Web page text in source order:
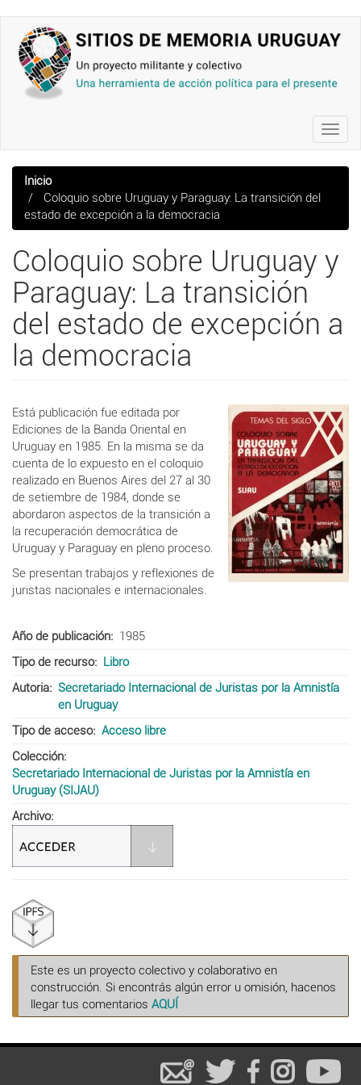
contenido
principal
Inicio
Coloquio sobre Uruguay y Paraguay: La transición del
estado de excepción a la democracia
Coloquio sobre Uruguay y
Paraguay: La transición
del estado de excepción a
la democracia
Está publicación fue editada por
Ediciones de la Banda Oriental en
Uruguay en 1985. En la misma se da
cuenta de lo expuesto en el coloquio
realizado en Buenos Aires del 27 al 30
de setiembre de 1984, donde se
abordaron aspectos de la transición a
la recuperación democrática de
Uruguay y Paraguay en pleno proceso.
Se presentan trabajos y reflexiones de
juristas nacionales e internacionales.
Año de publicación
1985
Tipo de recurso
Libro
Autoria
Secretariado Internacional de Juristas por la Amnistía
en Uruguay
Tipo de acceso
Acceso libre
Colección
Secretariado Internacional de Juristas por la Amnistía en
Uruguay (SIJAU)
Archivo
Este es un proyecto colectivo y colaborativo en
construcción. Si encontrás algún error u omisión, hacenos
llegar tus comentarios AQUÍ